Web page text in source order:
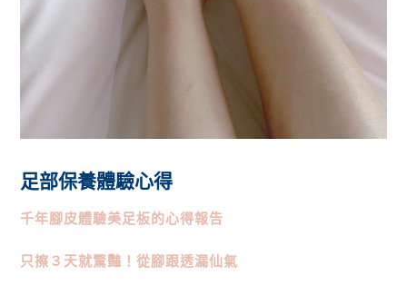
足部保養體驗心得
千年腳皮體驗美足板的心得報告
只擦３天就驚豔！從腳跟透漏仙氣